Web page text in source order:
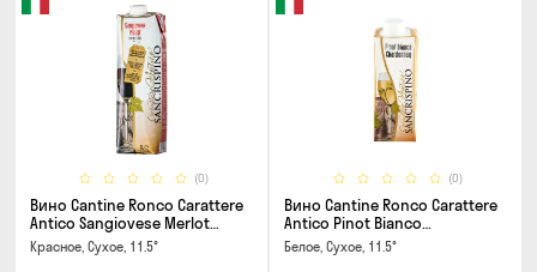
(0)
Вино Cantine Ronco Carattere
Antico Sangiovese Merlot
Rubicone IGT 1л
Красное, Сухое, 11.5°
(0)
Вино Cantine Ronco Carattere
Antico Pinot Bianco
Chardonnay Rubicone IGT 0.25л
Белое, Сухое, 11.5°